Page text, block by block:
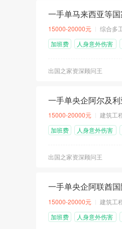
15000-20000元
综合多
加班费
人身意外伤害
出国之家资深顾问王
15000-20000元
建筑工
加班费
人身意外伤害
出国之家资深顾问王
15000-20000元
建筑工
加班费
人身意外伤害